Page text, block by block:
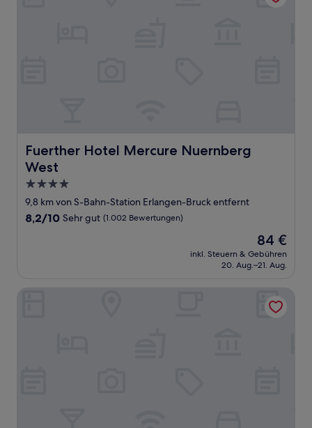
Fuerther Hotel Mercure Nuernberg
West
Fuerther Hotel Mercure Nuernberg West
4.0-
Sterne-
Unterkunft
9,8 km von S-Bahn-Station Erlangen-Bruck entfernt
8.2
Bewertungen)
8,2/10 Sehr gut (1.002 Bewertungen)
Der
Preis
beträgt
84 €
inkl. Steuern & Gebühren
20. Aug.–21. Aug.